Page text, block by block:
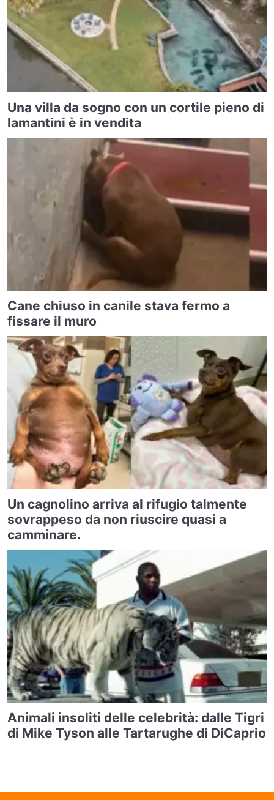
Una villa da sogno con un cortile pieno di
lamantini è in vendita
Cane chiuso in canile stava fermo a
fissare il muro
Un cagnolino arriva al rifugio talmente
sovrappeso da non riuscire quasi a
camminare.
Animali insoliti delle celebrità: dalle Tigri
di Mike Tyson alle Tartarughe di DiCaprio